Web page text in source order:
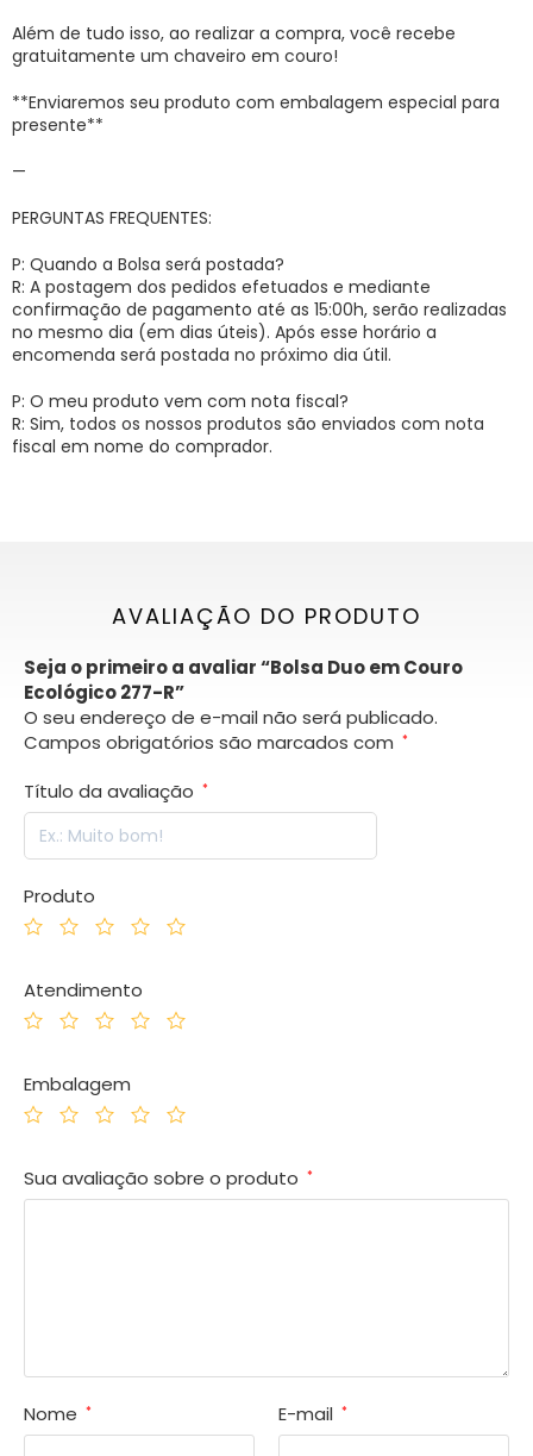
Além de tudo isso, ao realizar a compra, você recebe
gratuitamente um chaveiro em couro!
**Enviaremos seu produto com embalagem especial para
presente**
—
PERGUNTAS FREQUENTES:
P: Quando a Bolsa será postada?
R: A postagem dos pedidos efetuados e mediante
confirmação de pagamento até as 15:00h, serão realizadas
no mesmo dia (em dias úteis). Após esse horário a
encomenda será postada no próximo dia útil.
P: O meu produto vem com nota fiscal?
R: Sim, todos os nossos produtos são enviados com nota
fiscal em nome do comprador.
AVALIAÇÃO DO PRODUTO
Seja o primeiro a avaliar “Bolsa Duo em Couro
Ecológico 277-R”
O seu endereço de e-mail não será publicado.
Campos obrigatórios são marcados com *
Título da avaliação *
Produto
Atendimento
Embalagem
Sua avaliação sobre o produto *
Nome * E-mail *